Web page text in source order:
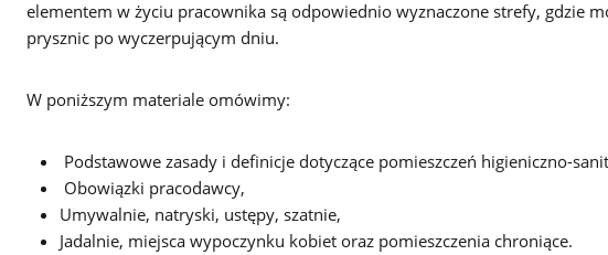
elementem w życiu pracownika są odpowiednio wyznaczone strefy, gdzie
prysznic po wyczerpującym dniu.
W poniższym materiale omówimy:
Podstawowe zasady i definicje dotyczące pomieszczeń higieniczno-
Obowiązki pracodawcy,
Umywalnie, natryski, ustępy, szatnie,
Jadalnie, miejsca wypoczynku kobiet oraz pomieszczenia chroniące.